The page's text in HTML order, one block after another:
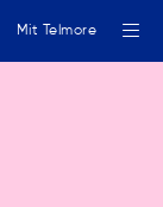
Mit Telmore